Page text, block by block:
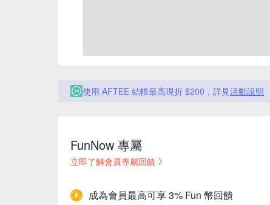
使用 AFTEE 結帳最高現折 $200，詳見活動說明
FunNow 專屬
立即了解會員專屬回饋
成為會員最高可享 3% Fun 幣回饋